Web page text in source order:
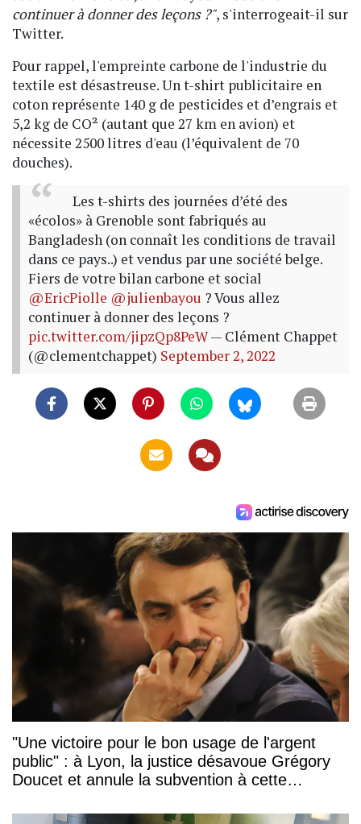
continuer à donner des leçons ?", s'interrogeait-il sur
Twitter.
Pour rappel, l'empreinte carbone de l'industrie du
textile est désastreuse. Un t-shirt publicitaire en
coton représente 140 g de pesticides et d’engrais et
5,2 kg de CO² (autant que 27 km en avion) et
nécessite 2500 litres d'eau (l’équivalent de 70
douches).
Les t-shirts des journées d’été des
«écolos» à Grenoble sont fabriqués au
Bangladesh (on connaît les conditions de travail
dans ce pays..) et vendus par une société belge.
Fiers de votre bilan carbone et social
@EricPiolle @julienbayou ? Vous allez
continuer à donner des leçons ?
pic.twitter.com/jipzQp8PeW— Clément Chappet
(@clementchappet) September 2, 2022
"Une victoire pour le bon usage de l'argent
public" : à Lyon, la justice désavoue Grégory
Doucet et annule la subvention à cette